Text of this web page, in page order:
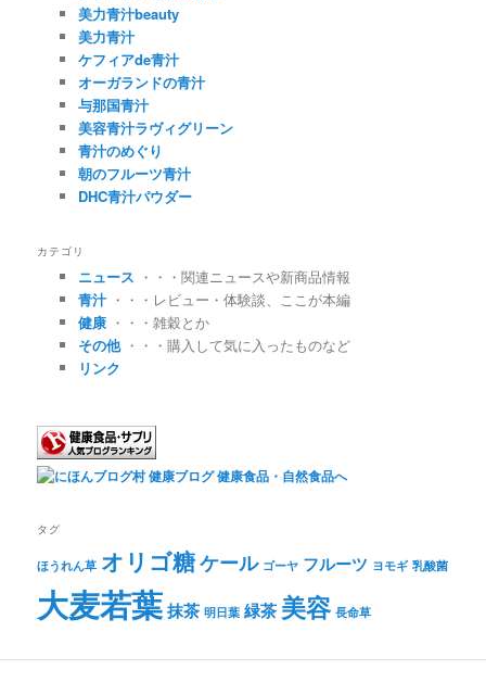
美力青汁beauty
美力青汁
ケフィアde青汁
オーガランドの青汁
与那国青汁
美容青汁ラヴィグリーン
青汁のめぐり
朝のフルーツ青汁
DHC青汁パウダー
カテゴリ
ニュース ・・・関連ニュースや新商品情報
青汁・・・レビュー・体験談、ここが本編
健康・・・雑穀とか
その他・・・購入して気に入ったものなど
リンク
タグ
ほうれん草 オリゴ糖ケール ゴーヤ フルーツ ヨモギ 乳酸菌
大麦若葉抹茶 明日葉 緑茶 美容 長命草